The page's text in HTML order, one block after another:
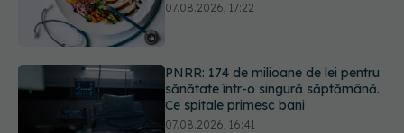
07.08.2026, 17:22
PNRR: 174 de milioane de lei pentru
sănătate într-o singură săptămână.
Ce spitale primesc bani
07.08.2026, 16:41